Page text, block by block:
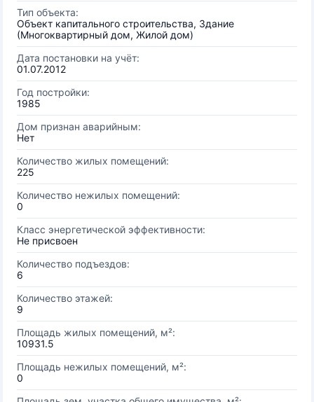
Тип объекта:
Объект капитального строительства, Здание
(Многоквартирный дом, Жилой дом)
Дата постановки на учёт:
01.07.2012
Год постройки:
1985
Дом признан аварийным:
Нет
Количество жилых помещений:
225
Количество нежилых помещений:
0
Класс энергетической эффективности:
Не присвоен
Количество подъездов:
6
Количество этажей:
9
Площадь жилых помещений, м²:
10931.5
Площадь нежилых помещений, м²:
0